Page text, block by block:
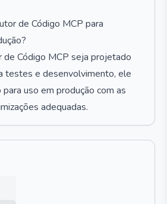
de Código MCP para
de Código MCP seja projetado
testes e desenvolvimento, ele
uso em produção com as
adequadas.